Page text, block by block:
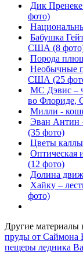
Дик Пренеке
фото)
Бабушка
США (8
Порода
Необычные
США (25
МС Дэвис –
во Флориде,
Милли -
Эван Антин
(35 фото)
Цветы
Оптическая
(12 фото)
Долина
Хайку –
фото)
Другие материалы
пруды от Саймона
пещеры ледника